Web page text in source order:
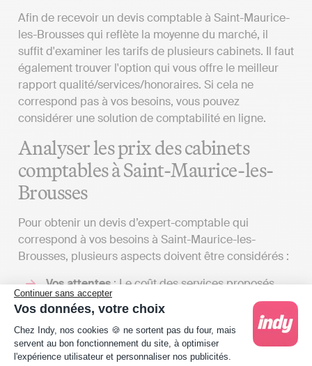
Continuer sans accepter
Vos données, votre choix
Plateforme de Gestion du Consentement :
Chez Indy, nos cookies 🍪 ne sortent pas du four, mais
servent au bon fonctionnement du site, à optimiser
l'expérience utilisateur et personnaliser nos publicités.
Afin de recevoir un devis comptable à Saint-Maurice-
les-Brousses qui reflète la moyenne du marché, il
suffit d'examiner les tarifs de plusieurs cabinets. Il faut
également trouver l'option qui vous offre le meilleur
rapport qualité/services/honoraires. Si cela ne
correspond pas à vos besoins, vous pouvez
considérer une solution de comptabilité en ligne.
Analyser les prix des cabinets
comptables à Saint-Maurice-les-
Brousses
Pour obtenir un devis d’expert-comptable qui
correspond à vos besoins à Saint-Maurice-les-
Brousses, plusieurs aspects doivent être considérés :
Vos attentes: Le coût des services proposés
par un cabinet d'expert-comptable peut
grandement varier en fonction du détail du
contrat que vous établirez avec eux. L'étendue
des services qu'un cabinet d’expert-comptable